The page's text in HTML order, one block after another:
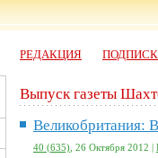
РЕДАКЦИЯ
Выпуск газеты
Великобритания:
40 (635), 26 Октября 2012 |